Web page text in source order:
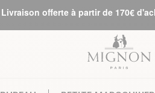
Livraison offerte à partir de 170€